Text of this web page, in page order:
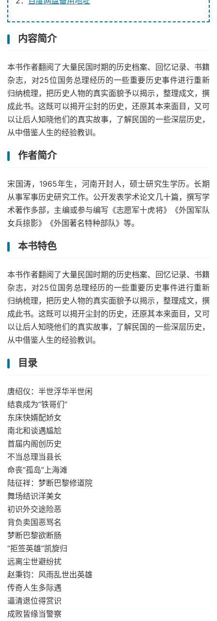
内容简介
本书作者翻阅了大量民国时期的历史档案、回忆记录、书籍
杂志，对25位国务总理经历的一些重要历史事件进行重新
归纳梳理，把历史人物的真实面貌予以揭示，整理成文，撰
成此书。这既可以揭开尘封的历史，还原其本来面目，又可
以让后人知晓他们的真实故事，了解民国的一些深层历史，
从中借鉴人生的经验教训。
作者简介
宋国涛，1965年生，河南开封人，硕士研究生学历。长期
从事军事历史研究工作。公开发表学术论文几十篇，撰写学
术著作多部，主编或参与编写《志愿军十虎将》《外国军队
女兵掠影》《外国著名特种部队》等。
本书特色
本书作者翻阅了大量民国时期的历史档案、回忆记录、书籍
杂志，对25位国务总理经历的一些重要历史事件进行重新
归纳梳理，把历史人物的真实面貌予以揭示，整理成文，撰
成此书。这既可以揭开尘封的历史，还原其本来面目，又可
以让后人知晓他们的真实故事，了解民国的一些深层历史，
从中借鉴人生的经验教训。
目录
唐绍仪：半世浮华半世闲
结袁成为“铁哥们”
东床快婿配娇女
南北和谈遇尴尬
首届内阁创历史
不当总理当县长
命丧“孤岛”上海滩
陆征祥：梦断巴黎修道院
舞场结识洋美女
初识外交途险恶
背负卖国恶骂名
梦断巴黎欲断肠
“拒签英雄”凯旋归
远离尘世避纷扰
赵秉钧：风雨乱世出英雄
传奇人生多际遇
逼清退位得赏识
成败皆缘当警察